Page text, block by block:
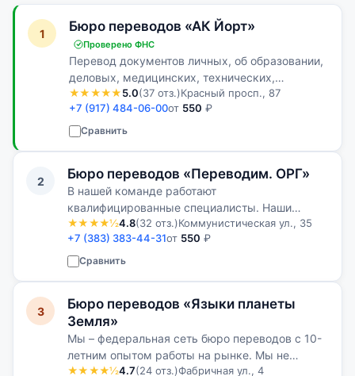
1 Бюро переводов «АК Йорт»
Проверено ФНС
Перевод документов личных, об образовании,
деловых, медицинских, технических,
судебных, нотариальных, финансовых,
юридических и др.
★★★★★5.0(37 отз.)Красный просп., 87
+7 (917) 484-06-00от 550 ₽
Сравнить
2 Бюро переводов «Переводим. ОРГ»
В нашей команде работают
квалифицированные специалисты. Наши
клиенты всегда остаются довольными
качеством нашей работы
★★★★½4.8(32 отз.)Коммунистическая ул., 35
+7 (383) 383-44-31от 550 ₽
Сравнить
3
Бюро переводов «Языки планеты
Земля»
Мы – федеральная сеть бюро переводов с 10-
летним опытом работы на рынке. Мы не
просто переводим, а находим индивидуальный
★★★★½4.7(24 отз.)Фабричная ул., 4